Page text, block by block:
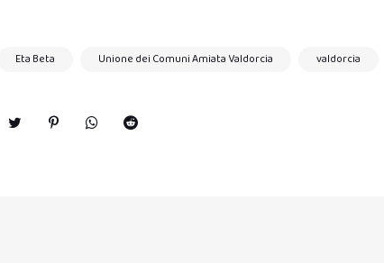
Eta Beta Unione dei Comuni Amiata Valdorcia valdorcia